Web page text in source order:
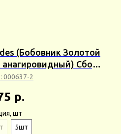
(Бобовник Золотой
Сбор
23г
000637-2
р.
шт
5шт